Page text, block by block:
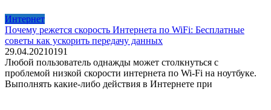
Интернет
Почему режется скорость Интернета по WiFi: Бесплатные
советы как ускорить передачу данных
29.04.20210191
Любой пользователь однажды может столкнуться с
проблемой низкой скорости интернета по Wi-Fi на ноутбуке.
Выполнять какие-либо действия в Интернете при